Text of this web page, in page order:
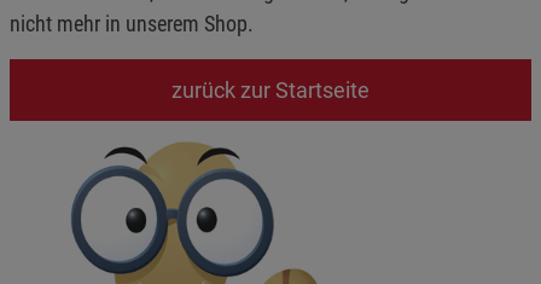
nicht mehr in unserem Shop.
zurück zur Startseite